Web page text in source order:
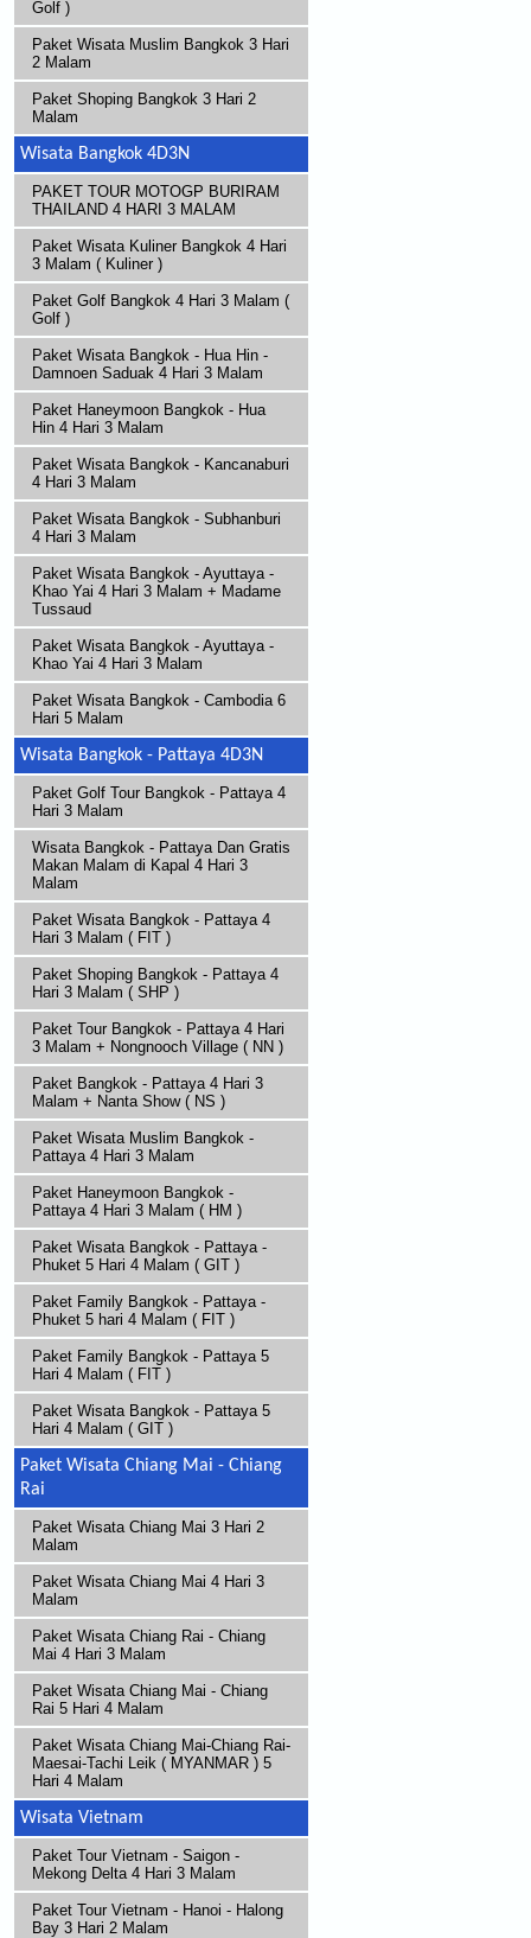
Golf )
Paket Wisata Muslim Bangkok 3 Hari
2 Malam
Paket Shoping Bangkok 3 Hari 2
Malam
Wisata Bangkok 4D3N
PAKET TOUR MOTOGP BURIRAM
THAILAND 4 HARI 3 MALAM
Paket Wisata Kuliner Bangkok 4 Hari
3 Malam ( Kuliner )
Paket Golf Bangkok 4 Hari 3 Malam (
Golf )
Paket Wisata Bangkok - Hua Hin -
Damnoen Saduak 4 Hari 3 Malam
Paket Haneymoon Bangkok - Hua
Hin 4 Hari 3 Malam
Paket Wisata Bangkok - Kancanaburi
4 Hari 3 Malam
Paket Wisata Bangkok - Subhanburi
4 Hari 3 Malam
Paket Wisata Bangkok - Ayuttaya -
Khao Yai 4 Hari 3 Malam + Madame
Tussaud
Paket Wisata Bangkok - Ayuttaya -
Khao Yai 4 Hari 3 Malam
Paket Wisata Bangkok - Cambodia 6
Hari 5 Malam
Wisata Bangkok - Pattaya 4D3N
Paket Golf Tour Bangkok - Pattaya 4
Hari 3 Malam
Wisata Bangkok - Pattaya Dan Gratis
Makan Malam di Kapal 4 Hari 3
Malam
Paket Wisata Bangkok - Pattaya 4
Hari 3 Malam ( FIT )
Paket Shoping Bangkok - Pattaya 4
Hari 3 Malam ( SHP )
Paket Tour Bangkok - Pattaya 4 Hari
3 Malam + Nongnooch Village ( NN )
Paket Bangkok - Pattaya 4 Hari 3
Malam + Nanta Show ( NS )
Paket Wisata Muslim Bangkok -
Pattaya 4 Hari 3 Malam
Paket Haneymoon Bangkok -
Pattaya 4 Hari 3 Malam ( HM )
Paket Wisata Bangkok - Pattaya -
Phuket 5 Hari 4 Malam ( GIT )
Paket Family Bangkok - Pattaya -
Phuket 5 hari 4 Malam ( FIT )
Paket Family Bangkok - Pattaya 5
Hari 4 Malam ( FIT )
Paket Wisata Bangkok - Pattaya 5
Hari 4 Malam ( GIT )
Paket Wisata Chiang Mai - Chiang
Rai
Paket Wisata Chiang Mai 3 Hari 2
Malam
Paket Wisata Chiang Mai 4 Hari 3
Malam
Paket Wisata Chiang Rai - Chiang
Mai 4 Hari 3 Malam
Paket Wisata Chiang Mai - Chiang
Rai 5 Hari 4 Malam
Paket Wisata Chiang Mai-Chiang Rai-
Maesai-Tachi Leik ( MYANMAR ) 5
Hari 4 Malam
Wisata Vietnam
Paket Tour Vietnam - Saigon -
Mekong Delta 4 Hari 3 Malam
Paket Tour Vietnam - Hanoi - Halong
Bay 3 Hari 2 Malam